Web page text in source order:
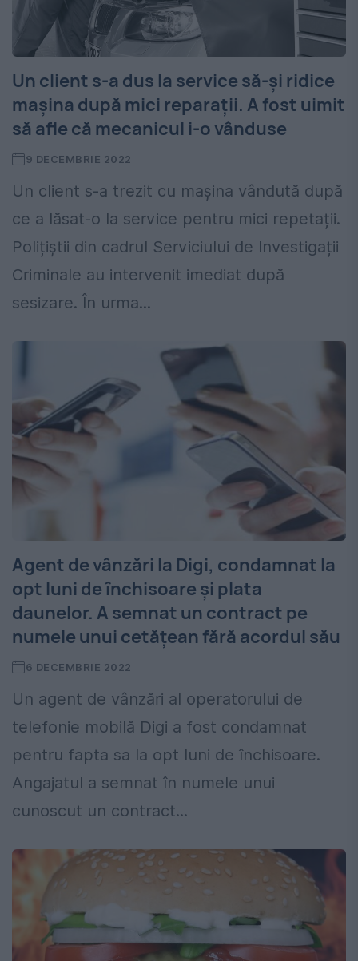
Un client s-a dus la service să-şi ridice
maşina după mici reparații. A fost uimit
să afle că mecanicul i-o vânduse
9 DECEMBRIE 2022
Un client s-a trezit cu mașina vândută după
ce a lăsat-o la service pentru mici repetații.
Polițiștii din cadrul Serviciului de Investigații
Criminale au intervenit imediat după
sesizare. În urma...
Agent de vânzări la Digi, condamnat la
opt luni de închisoare şi plata
daunelor. A semnat un contract pe
numele unui cetățean fără acordul său
6 DECEMBRIE 2022
Un agent de vânzări al operatorului de
telefonie mobilă Digi a fost condamnat
pentru fapta sa la opt luni de închisoare.
Angajatul a semnat în numele unui
cunoscut un contract...